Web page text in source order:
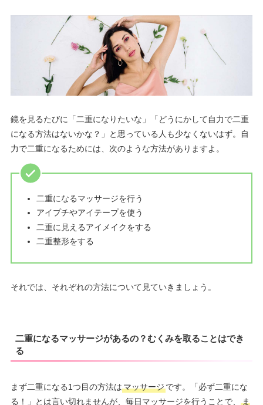
鏡を見るたびに「二重になりたいな」「どうにかして自力で二重
になる方法はないかな？」と思っている人も少なくないはず。自
力で二重になるためには、次のような方法がありますよ。
二重になるマッサージを行う
アイプチやアイテープを使う
二重に見えるアイメイクをする
二重整形をする
それでは、それぞれの方法について見ていきましょう。
二重になるマッサージがあるの？むくみを取ることはでき
る
まず二重になる1つ目の方法はマッサージです。「必ず二重にな
る！」とは言い切れませんが、毎日マッサージを行うことで、
ま